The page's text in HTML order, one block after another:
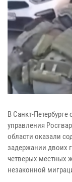
В Санкт-Петербурге
управления
области оказали
задержании двоих
четверых местных
незаконной